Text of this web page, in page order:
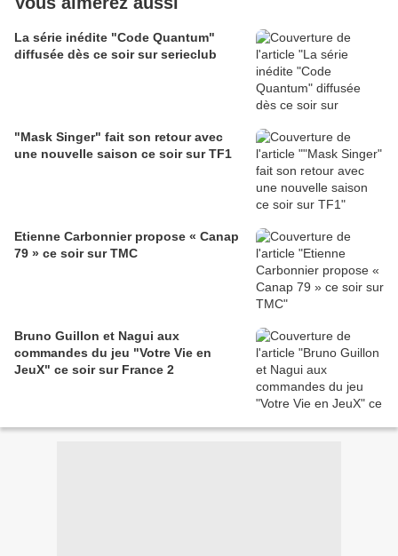
La série inédite "Code Quantum"
diffusée dès ce soir sur serieclub
"Mask Singer" fait son retour avec
une nouvelle saison ce soir sur TF1
Etienne Carbonnier propose « Canap
79 » ce soir sur TMC
Bruno Guillon et Nagui aux
commandes du jeu "Votre Vie en
JeuX" ce soir sur France 2